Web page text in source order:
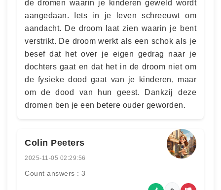
de dromen waarin je kinderen geweld wordt
aangedaan. Iets in je leven schreeuwt om
aandacht. De droom laat zien waarin je bent
verstrikt. De droom werkt als een schok als je
besef dat het over je eigen gedrag naar je
dochters gaat en dat het in de droom niet om
de fysieke dood gaat van je kinderen, maar
om de dood van hun geest. Dankzij deze
dromen ben je een betere ouder geworden.
Colin Peeters
2025-11-05 02:29:56
Count answers : 3